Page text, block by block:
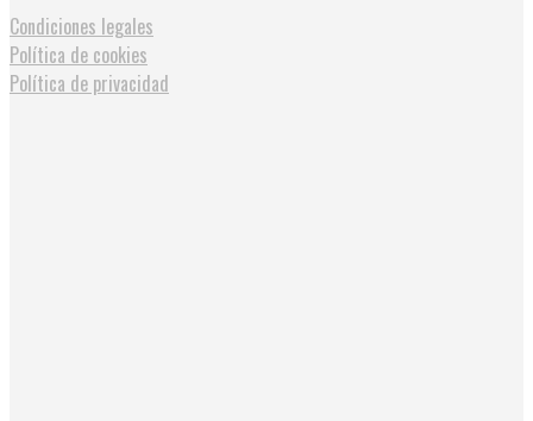
Condiciones legales
Política de cookies
Política de privacidad